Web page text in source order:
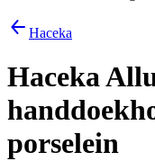
Haceka
Haceka
porselein